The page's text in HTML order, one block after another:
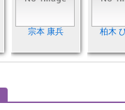
宗本 康兵 柏木